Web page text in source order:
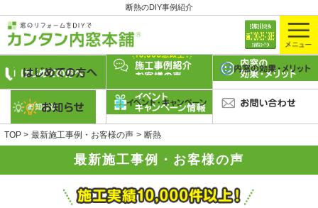
断熱のDIY事例紹介
最新施工事例・お客様の声
TOP 最新施工事例・お客様の声 断熱